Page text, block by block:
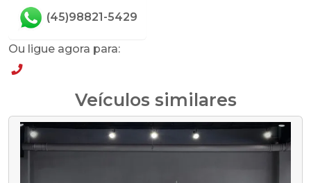
(45)98821-5429
Ou ligue agora para:
Veículos similares